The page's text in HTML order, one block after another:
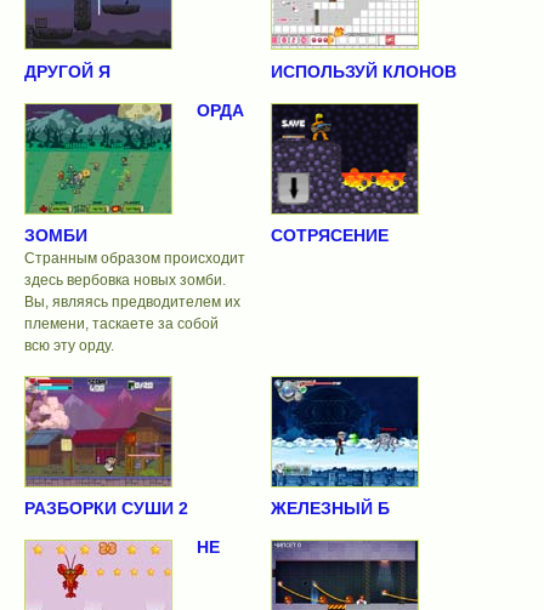
ДРУГОЙ Я
ИСПОЛЬЗУЙ КЛОНОВ
ОРДА
ЗОМБИ
Странным образом происходит
здесь вербовка новых зомби.
Вы, являясь предводителем их
племени, таскаете за собой
всю эту орду.
СОТРЯСЕНИЕ
РАЗБОРКИ СУШИ 2
ЖЕЛЕЗНЫЙ Б
НЕ